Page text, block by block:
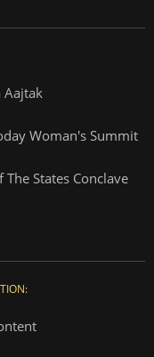
Aajtak
Woman's Summit
The States Conclave